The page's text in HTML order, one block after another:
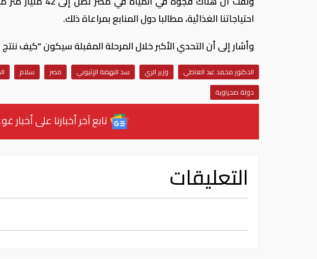
احتياجاتنا الغذائية، مطالبا دول المنابع بمراعاة ذلك.
وأشار إلى أن التحدي الأكبر خلال المرحلة المقبلة سيكون "كيف
الدكتور محمد عبد العاطي وزير الري سد النهضة الإثيوبي مصر سلام
دولة صحراوية
تابع آخر أخبارنا على أخبار
التعليقات